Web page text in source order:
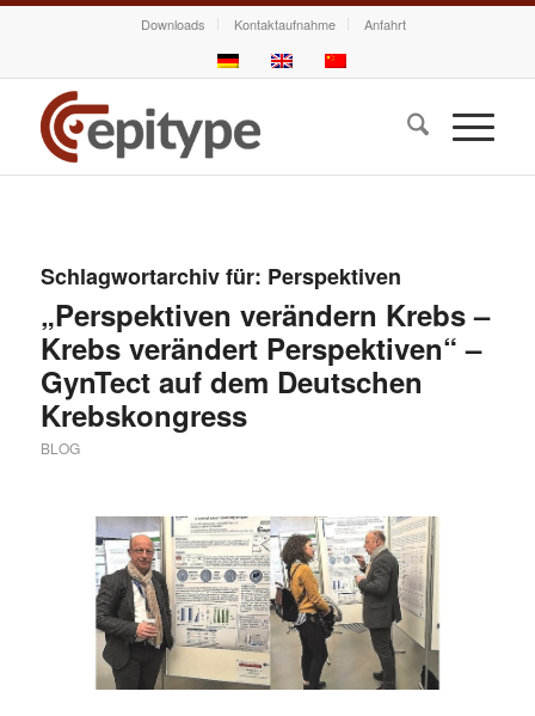
Downloads Kontaktaufnahme Anfahrt
Schlagwortarchiv für: Perspektiven
„Perspektiven verändern Krebs –
Krebs verändert Perspektiven“ –
GynTect auf dem Deutschen
Krebskongress
BLOG